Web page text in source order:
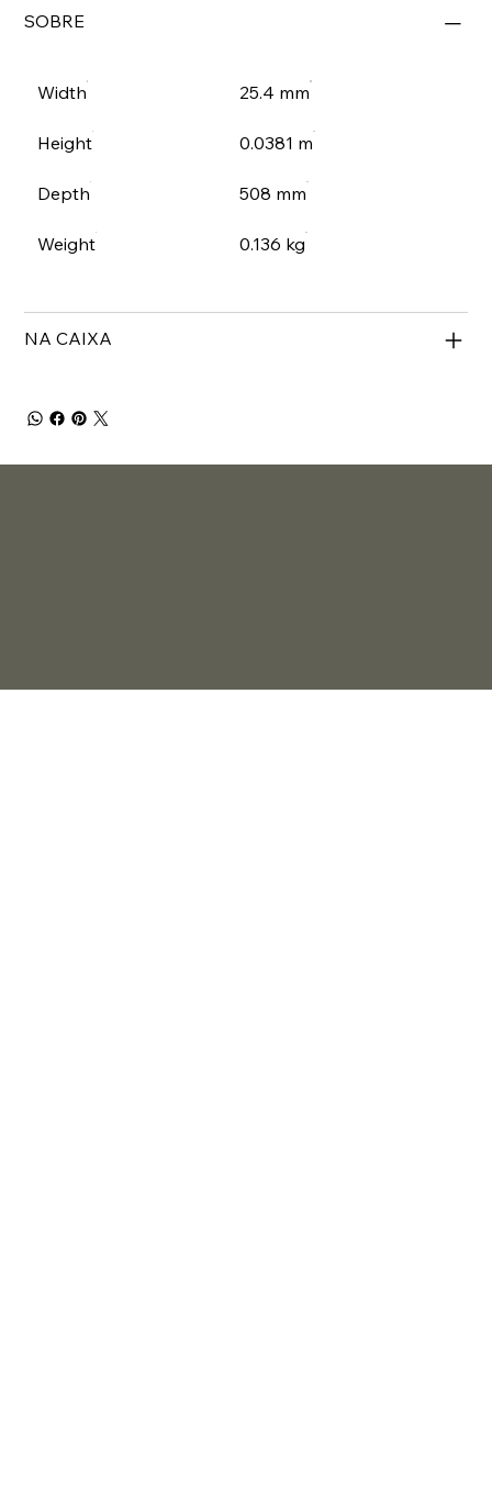
SOBRE
Width 25.4 mm
Height 0.0381 m
Depth 508 mm
Weight 0.136 kg
NA CAIXA